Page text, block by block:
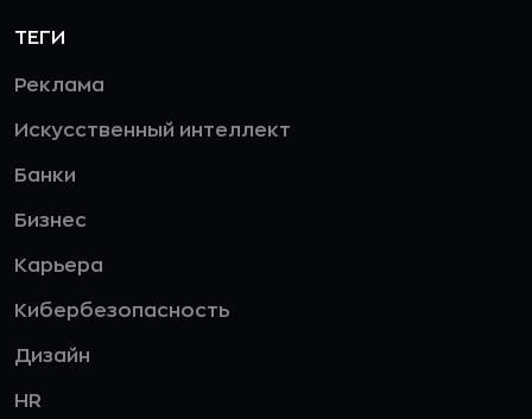
ТЕГИ
Реклама
Искусственный интеллект
Банки
Бизнес
Карьера
Кибербезопасность
Дизайн
HR